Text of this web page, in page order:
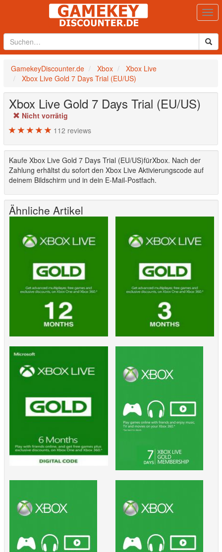
GamekeyDiscounter.de Xbox
Xbox Live
Xbox Live Gold 7 Days Trial (EU/US)
Xbox Live Gold 7 Days Trial (EU/US)
Nicht vorrätig
112 reviews
Kaufe Xbox Live Gold 7 Days Trial (EU/US)fürXbox. Nach der
Zahlung erhältst du sofort den Xbox Live Aktivierungscode auf
deinem Bildschirm und in dein E-Mail-Postfach.
Ähnliche Artikel